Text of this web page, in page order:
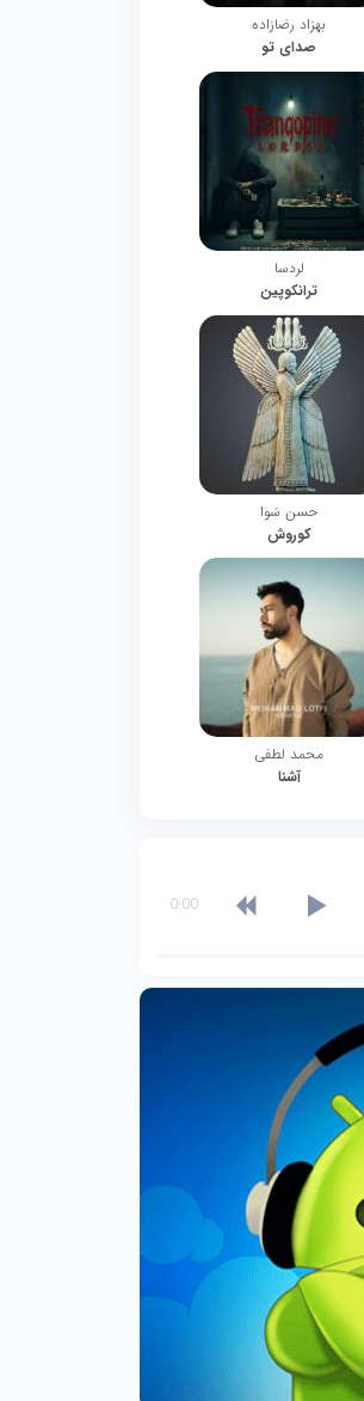
بهزاد رضازاده
صدای تو
لردسا
ترانکوپین
حسن سَوا
کوروش
محمد لطفی
آشنا
0:00